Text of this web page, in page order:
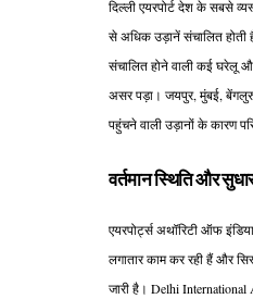
दिल्ली एयरपोर्ट देश के सबसे
से अधिक उड़ानें संचालित होती
संचालित होने वाली कई घरेलू
असर पड़ा। जयपुर, मुंबई,
पहुंचने वाली उड़ानों के कारण
वर्तमान स्थिति और
एयरपोर्ट्स अथॉरिटी ऑफ
लगातार काम कर रही हैं और
जारी है। Delhi